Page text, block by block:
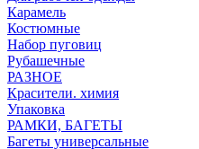
Карамель
Костюмные
Набор пуговиц
Рубашечные
РАЗНОЕ
Красители. химия
Упаковка
РАМКИ, БАГЕТЫ
Багеты универсальные